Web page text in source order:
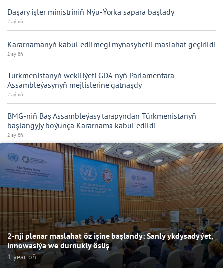
Daşary işler ministriniň Nýu-Ýorka sapara başlady
2 aý öň
Kararnamanyň kabul edilmegi mynasybetli maslahat geçirildi
2 aý öň
Türkmenistanyň wekiliýeti GDA-nyň Parlamentara
Assambleýasynyň mejlislerine gatnaşdy
2 aý öň
BMG-niň Baş Assambleýasy tarapyndan Türkmenistanyň
başlangyjy boýunça Kararnama kabul edildi
2 aý öň
2-nji plenar maslahat öz işine başlandy: Sanly ykdysadyýet,
innowasiýa we durnukly ösüş
1 year öň